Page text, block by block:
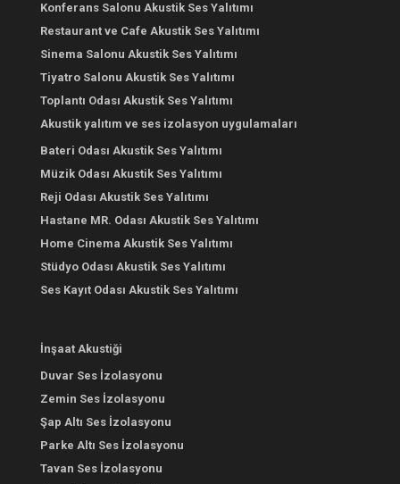
Konferans Salonu Akustik Ses Yalıtımı
Restaurant ve Cafe Akustik Ses Yalıtımı
Sinema Salonu Akustik Ses Yalıtımı
Tiyatro Salonu Akustik Ses Yalıtımı
Toplantı Odası Akustik Ses Yalıtımı
Akustik yalıtım ve ses izolasyon uygulamaları
Bateri Odası Akustik Ses Yalıtımı
Müzik Odası Akustik Ses Yalıtımı
Reji Odası Akustik Ses Yalıtımı
Hastane MR. Odası Akustik Ses Yalıtımı
Home Cinema Akustik Ses Yalıtımı
Stüdyo Odası Akustik Ses Yalıtımı
Ses Kayıt Odası Akustik Ses Yalıtımı
İnşaat Akustiği
Duvar Ses İzolasyonu
Zemin Ses İzolasyonu
Şap Altı Ses İzolasyonu
Parke Altı Ses İzolasyonu
Tavan Ses İzolasyonu